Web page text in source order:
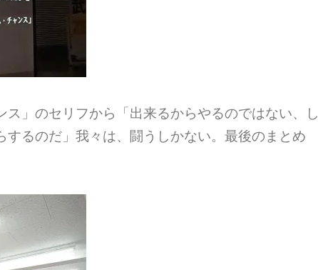
ス」のセリフから「出来るからやるのではない、し
するのだ」我々は、闘うしかない。最後のまとめ